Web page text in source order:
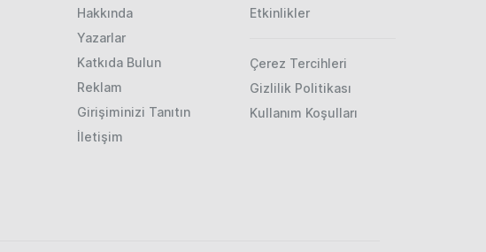
Hakkında
Yazarlar
Katkıda Bulun
Reklam
Girişiminizi Tanıtın
İletişim
Etkinlikler
Çerez Tercihleri
Gizlilik Politikası
Kullanım Koşulları